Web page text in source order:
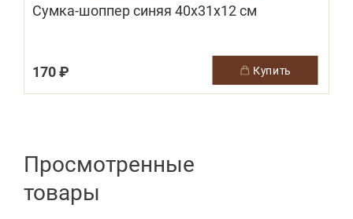
Сумка-шоппер синяя 40х31х12 см
170 ₽ купить
Просмотренные
товары